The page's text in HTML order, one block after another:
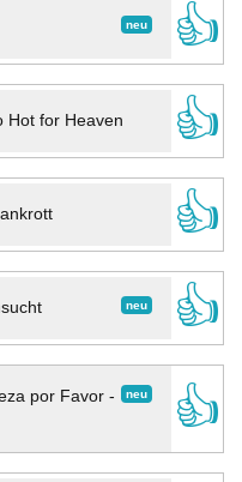
neu
👍
Hot for Heaven
👍
👍
neu
👍
neu
por Favor -
👍